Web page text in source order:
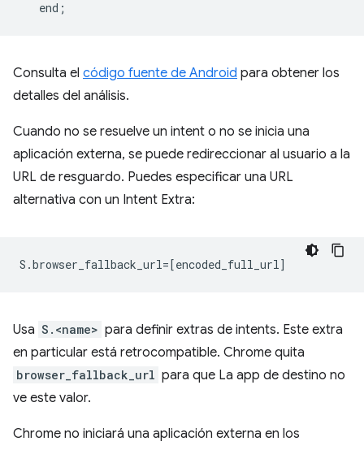
Consulta el código fuente de Android para obtener los
detalles del análisis.
Cuando no se resuelve un intent o no se inicia una
aplicación externa, se puede redireccionar al usuario a la
URL de resguardo. Puedes especificar una URL
alternativa con un Intent Extra:
Usa S.<name> para definir extras de intents. Este extra
en particular está retrocompatible. Chrome quita
browser_fallback_url para que La app de destino no
ve este valor.
Chrome no iniciará una aplicación externa en los